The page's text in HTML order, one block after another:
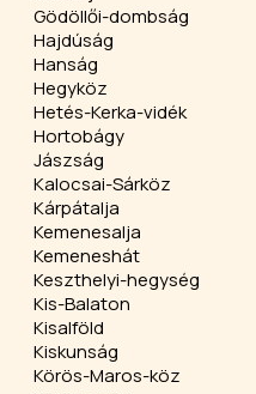
Gödöllői-dombság
Hajdúság
Hanság
Hegyköz
Hetés-Kerka-vidék
Hortobágy
Jászság
Kalocsai-Sárköz
Kárpátalja
Kemenesalja
Kemeneshát
Keszthelyi-hegység
Kis-Balaton
Kisalföld
Kiskunság
Körös-Maros-köz